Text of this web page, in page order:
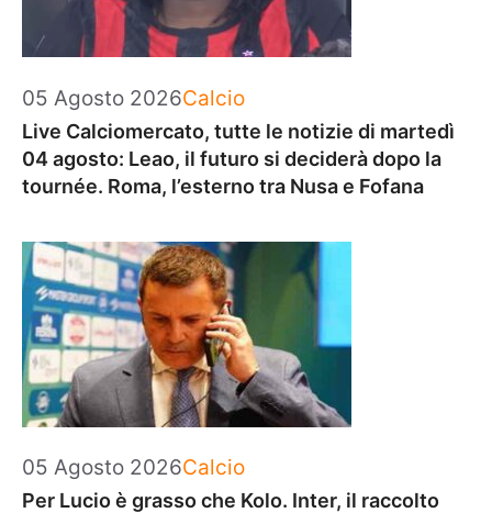
05 Agosto 2026Categorie
Calcio
Live Calciomercato, tutte le notizie di martedì
04 agosto: Leao, il futuro si deciderà dopo la
tournée. Roma, l’esterno tra Nusa e Fofana
05 Agosto 2026Categorie
Calcio
Per Lucio è grasso che Kolo. Inter, il raccolto